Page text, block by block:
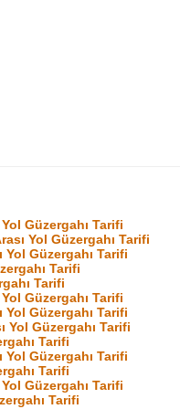
Güzergahı Tarifi
Yol Güzergahı Tarifi
Güzergahı Tarifi
Tarifi
Tarifi
Güzergahı Tarifi
Güzergahı Tarifi
Yol Güzergahı Tarifi
Tarifi
Güzergahı Tarifi
Tarifi
Güzergahı Tarifi
Tarifi